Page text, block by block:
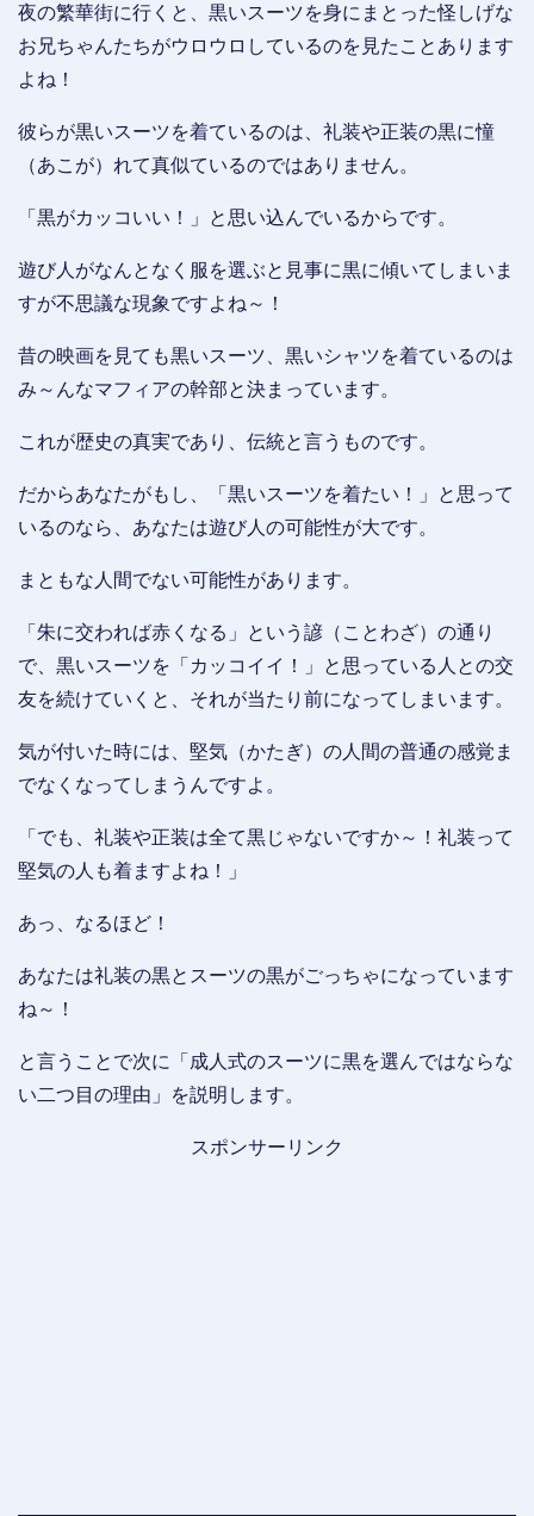
夜の繁華街に行くと、黒いスーツを身にまとった怪しげな
お兄ちゃんたちがウロウロしているのを見たことあります
よね！
彼らが黒いスーツを着ているのは、礼装や正装の黒に憧
（あこが）れて真似ているのではありません。
「黒がカッコいい！」と思い込んでいるからです。
遊び人がなんとなく服を選ぶと見事に黒に傾いてしまいま
すが不思議な現象ですよね～！
昔の映画を見ても黒いスーツ、黒いシャツを着ているのは
み～んなマフィアの幹部と決まっています。
これが歴史の真実であり、伝統と言うものです。
だからあなたがもし、「黒いスーツを着たい！」と思って
いるのなら、あなたは遊び人の可能性が大です。
まともな人間でない可能性があります。
「朱に交われば赤くなる」という諺（ことわざ）の通り
で、黒いスーツを「カッコイイ！」と思っている人との交
友を続けていくと、それが当たり前になってしまいます。
気が付いた時には、堅気（かたぎ）の人間の普通の感覚ま
でなくなってしまうんですよ。
「でも、礼装や正装は全て黒じゃないですか～！礼装って
堅気の人も着ますよね！」
あっ、なるほど！
あなたは礼装の黒とスーツの黒がごっちゃになっています
ね～！
と言うことで次に「成人式のスーツに黒を選んではならな
い二つ目の理由」を説明します。
スポンサーリンク